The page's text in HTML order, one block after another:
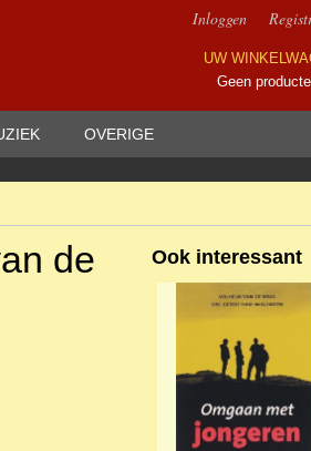
Inloggen
UW
Geen
OVERIGE
de
Ook interessant